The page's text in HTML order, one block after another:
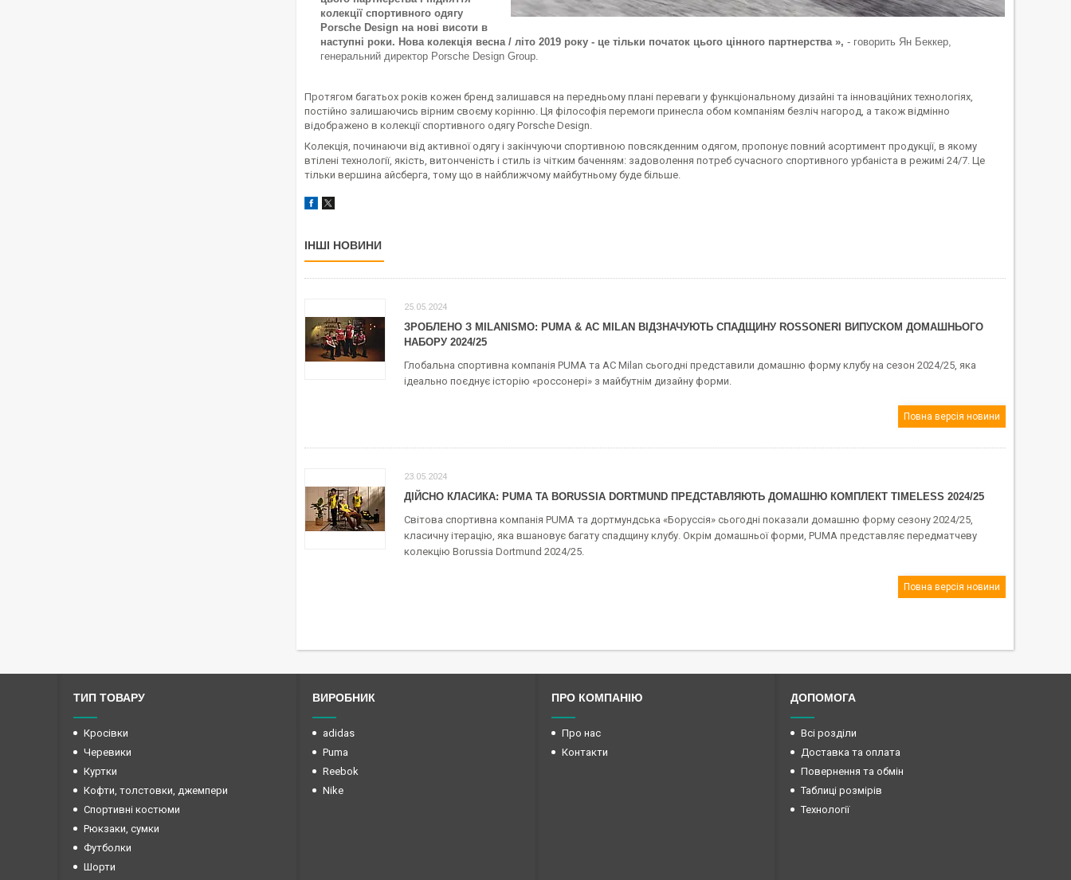
колекції спортивного одягу
Porsche Design на нові висоти в
наступні роки. Нова колекція весна / літо 2019 року - це тільки початок цього цінного партнерства », - говорить Ян Беккер,
генеральний директор Porsche Design Group.
Протягом багатьох років кожен бренд залишався на передньому плані переваги у функціональному дизайні та інноваційних технологіях,
постійно залишаючись вірним своєму корінню. Ця філософія перемоги принесла обом компаніям безліч нагород, а також відмінно
відображено в колекції спортивного одягу Porsche Design.
Колекція, починаючи від активної одягу і закінчуючи спортивною повсякденним одягом, пропонує повний асортимент продукції, в якому
втілені технології, якість, витонченість і стиль із чітким баченням: задоволення потреб сучасного спортивного урбаніста в режимі 24/7. Це
тільки вершина айсберга, тому що в найближчому майбутньому буде більше.
ІНШІ НОВИНИ
25.05.2024
ЗРОБЛЕНО З MILANISMO: PUMA & AC MILAN ВІДЗНАЧУЮТЬ СПАДЩИНУ ROSSONERI ВИПУСКОМ ДОМАШНЬОГО
НАБОРУ 2024/25
Глобальна спортивна компанія PUMA та AC Milan сьогодні представили домашню форму клубу на сезон 2024/25, яка
ідеально поєднує історію «россонері» з майбутнім дизайну форми.
Повна версія новини
23.05.2024
ДІЙСНО КЛАСИКА: PUMA ТА BORUSSIA DORTMUND ПРЕДСТАВЛЯЮТЬ ДОМАШНЮ КОМПЛЕКТ TIMELESS 2024/25
Світова спортивна компанія PUMA та дортмундська «Боруссія» сьогодні показали домашню форму сезону 2024/25,
класичну ітерацію, яка вшановує багату спадщину клубу. Окрім домашньої форми, PUMA представляє передматчеву
колекцію Borussia Dortmund 2024/25.
Повна версія новини
ТИП ТОВАРУ
Кросівки
Черевики
Куртки
Кофти, толстовки, джемпери
Спортивні костюми
Рюкзаки, сумки
Футболки
Шорти
ВИРОБНИК
adidas
Puma
Reebok
Nike
ПРО КОМПАНІЮ
Про нас
Контакти
ДОПОМОГА
Всі розділи
Доставка та оплата
Повернення та обмін
Таблиці розмірів
Технології